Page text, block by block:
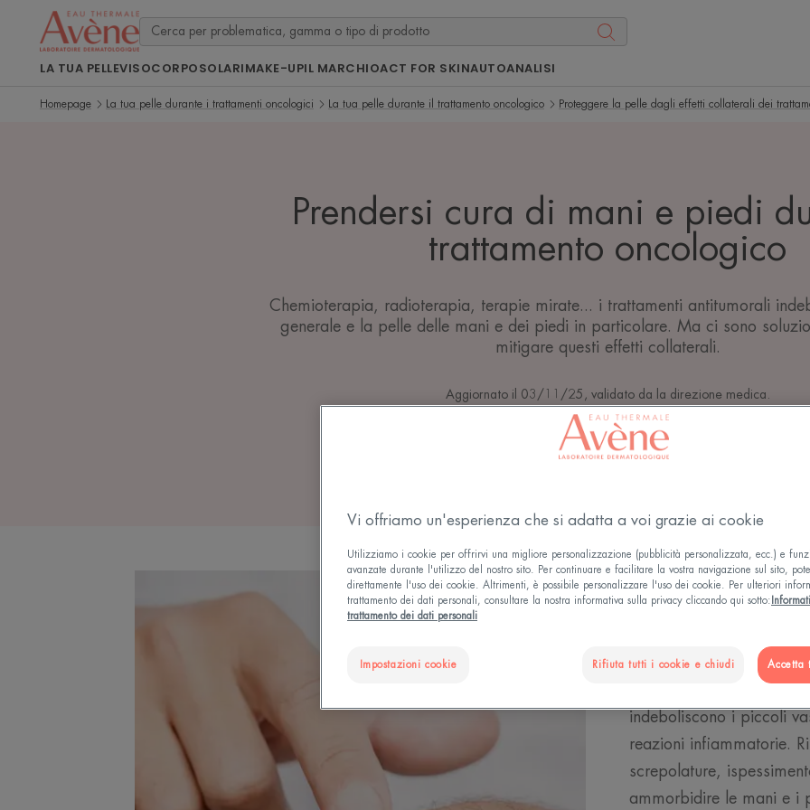
LA TUA PELLEVISOCORPOSOLARIMAKE-UPIL MARCHIOACT FOR SKINAUTOANALISI
Homepage La tua pelle durante i trattamenti oncologici La tua pelle durante il trattamento oncologico Proteggere la pelle dagli effetti collaterali dei
Prendersi cura di mani e piedi
trattamento oncologico
Chemioterapia, radioterapia, terapie mirate... i trattamenti antitumorali
generale e la pelle delle mani e dei piedi in particolare. Ma ci sono
mitigare questi effetti collaterali.
Aggiornato il 03/11/25 , validato da la direzione medica
Proteggere la pelle dagli effetti collaterali dei trattamenti
fragilizzata
La chemioterapia e i
di mani e piedi. Questi
indeboliscono i piccoli
reazioni infiammatorie.
screpolature,
ammorbidire le mani e i
Vi offriamo un'esperienza che si adatta a voi grazie ai cookie
Utilizziamo i cookie per offrirvi una migliore personalizzazione (pubblicità personalizzata, ecc.) e
avanzate durante l'utilizzo del nostro sito. Per continuare e facilitare la vostra navigazione sul sito,
direttamente l'uso dei cookie. Altrimenti, è possibile personalizzare l'uso dei cookie. Per ulteriori
trattamento dei dati personali, consultare la nostra informativa sulla privacy cliccando qui sotto:
trattamento dei dati personali
Impostazioni cookie Rifiuta tutti i cookie e chiudi Accetta